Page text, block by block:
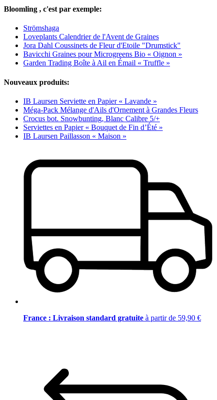
Bloomling , c'est par exemple:
Strömshaga
Loveplants Calendrier de l'Avent de Graines
Jora Dahl Coussinets de Fleur d'Etoile "Drumstick"
Bavicchi Graines pour Microgreens Bio « Oignon »
Garden Trading Boîte à Ail en Émail « Truffle »
Nouveaux produits:
IB Laursen Serviette en Papier « Lavande »
Méga-Pack Mélange d'Ails d'Ornement à Grandes Fleurs
Crocus bot. Snowbunting, Blanc Calibre 5/+
Serviettes en Papier « Bouquet de Fin d’Été »
IB Laursen Paillasson « Maison »
France : Livraison standard gratuite à partir de 59,90 €